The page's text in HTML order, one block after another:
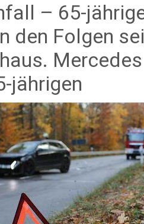
– 65-
den Folgen
jährigen